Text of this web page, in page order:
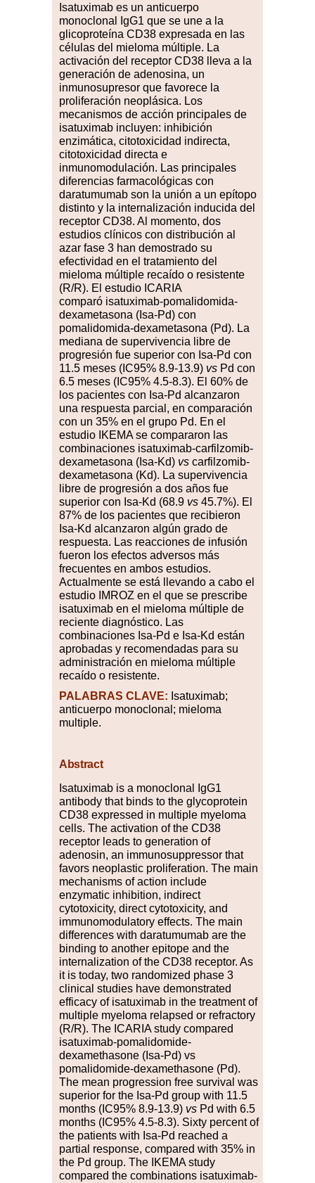
Isatuximab es un anticuerpo
monoclonal IgG1 que se une a la
glicoproteína CD38 expresada en las
células del mieloma múltiple. La
activación del receptor CD38 lleva a la
generación de adenosina, un
inmunosupresor que favorece la
proliferación neoplásica. Los
mecanismos de acción principales de
isatuximab incluyen: inhibición
enzimática, citotoxicidad indirecta,
citotoxicidad directa e
inmunomodulación. Las principales
diferencias farmacológicas con
daratumumab son la unión a un epítopo
distinto y la internalización inducida del
receptor CD38. Al momento, dos
estudios clínicos con distribución al
azar fase 3 han demostrado su
efectividad en el tratamiento del
mieloma múltiple recaído o resistente
(R/R). El estudio ICARIA
comparó isatuximab-pomalidomida-
dexametasona (Isa-Pd) con
pomalidomida-dexametasona (Pd). La
mediana de supervivencia libre de
progresión fue superior con Isa-Pd con
11.5 meses (IC95% 8.9-13.9) vs Pd con
6.5 meses (IC95% 4.5-8.3). El 60% de
los pacientes con Isa-Pd alcanzaron
una respuesta parcial, en comparación
con un 35% en el grupo Pd. En el
estudio IKEMA se compararon las
combinaciones isatuximab-carfilzomib-
dexametasona (Isa-Kd) vs carfilzomib-
dexametasona (Kd). La supervivencia
libre de progresión a dos años fue
superior con Isa-Kd (68.9 vs 45.7%). El
87% de los pacientes que recibieron
Isa-Kd alcanzaron algún grado de
respuesta. Las reacciones de infusión
fueron los efectos adversos más
frecuentes en ambos estudios.
Actualmente se está llevando a cabo el
estudio IMROZ en el que se prescribe
isatuximab en el mieloma múltiple de
reciente diagnóstico. Las
combinaciones Isa-Pd e Isa-Kd están
aprobadas y recomendadas para su
administración en mieloma múltiple
recaído o resistente.
PALABRAS CLAVE: Isatuximab;
anticuerpo monoclonal; mieloma
multiple.
Abstract
Isatuximab is a monoclonal IgG1
antibody that binds to the glycoprotein
CD38 expressed in multiple myeloma
cells. The activation of the CD38
receptor leads to generation of
adenosin, an immunosuppressor that
favors neoplastic proliferation. The main
mechanisms of action include
enzymatic inhibition, indirect
cytotoxicity, direct cytotoxicity, and
immunomodulatory effects. The main
differences with daratumumab are the
binding to another epitope and the
internalization of the CD38 receptor. As
it is today, two randomized phase 3
clinical studies have demonstrated
efficacy of isatuximab in the treatment of
multiple myeloma relapsed or refractory
(R/R). The ICARIA study compared
isatuximab-pomalidomide-
dexamethasone (Isa-Pd) vs
pomalidomide-dexamethasone (Pd).
The mean progression free survival was
superior for the Isa-Pd group with 11.5
months (IC95% 8.9-13.9) vs Pd with 6.5
months (IC95% 4.5-8.3). Sixty percent of
the patients with Isa-Pd reached a
partial response, compared with 35% in
the Pd group. The IKEMA study
compared the combinations isatuximab-